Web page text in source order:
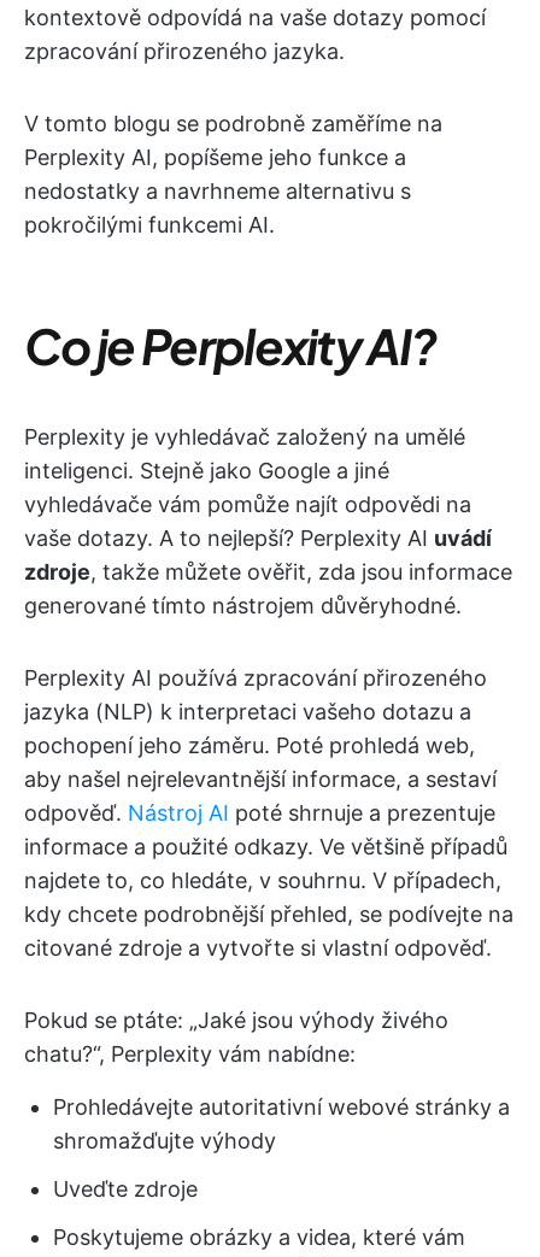
kontextově odpovídá na vaše dotazy pomocí
zpracování přirozeného jazyka.
V tomto blogu se podrobně zaměříme na
Perplexity AI, popíšeme jeho funkce a
nedostatky a navrhneme alternativu s
pokročilými funkcemi AI.
Co je Perplexity AI?
Perplexity je vyhledávač založený na umělé
inteligenci. Stejně jako Google a jiné
vyhledávače vám pomůže najít odpovědi na
vaše dotazy. A to nejlepší? Perplexity AI uvádí
zdroje, takže můžete ověřit, zda jsou informace
generované tímto nástrojem důvěryhodné.
Perplexity AI používá zpracování přirozeného
jazyka (NLP) k interpretaci vašeho dotazu a
pochopení jeho záměru. Poté prohledá web,
aby našel nejrelevantnější informace, a sestaví
odpověď. Nástroj AI poté shrnuje a prezentuje
informace a použité odkazy. Ve většině případů
najdete to, co hledáte, v souhrnu. V případech,
kdy chcete podrobnější přehled, se podívejte na
citované zdroje a vytvořte si vlastní odpověď.
Pokud se ptáte: „Jaké jsou výhody živého
chatu?“, Perplexity vám nabídne:
Prohledávejte autoritativní webové stránky a
shromažďujte výhody
Uveďte zdroje
Poskytujeme obrázky a videa, které vám